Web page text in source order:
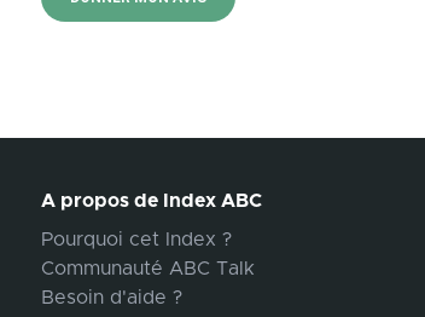
A propos de Index ABC
Pourquoi cet Index ?
Communauté ABC Talk
Besoin d'aide ?